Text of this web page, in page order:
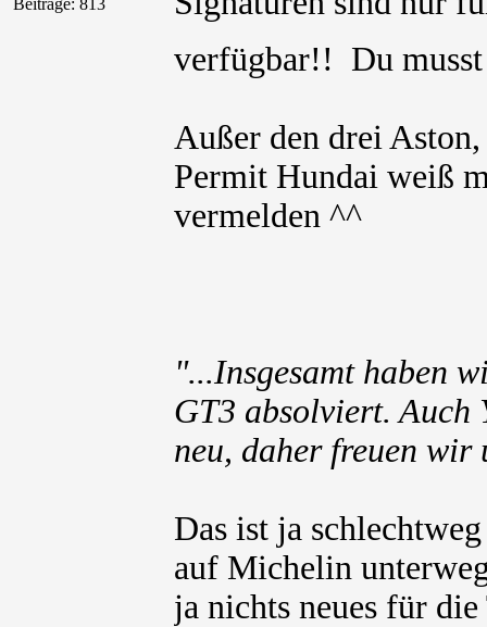
Beiträge: 813
verfügbar!! Du
Außer den drei
Permit Hundai weiß
vermelden ^^
"...Insgesamt haben
GT3 absolviert. Auch
neu, daher freuen wir
Das ist ja
auf Michelin
ja nichts neues für